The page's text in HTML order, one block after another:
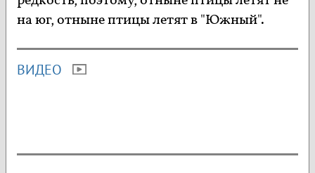
на юг, отныне птицы летят в "Южный".
ВИДЕО